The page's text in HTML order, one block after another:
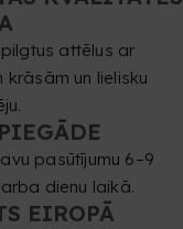
attēlus ar
krāsām un lielisku
pasūtījumu 6–9
dienu laikā.
EIROPĀ